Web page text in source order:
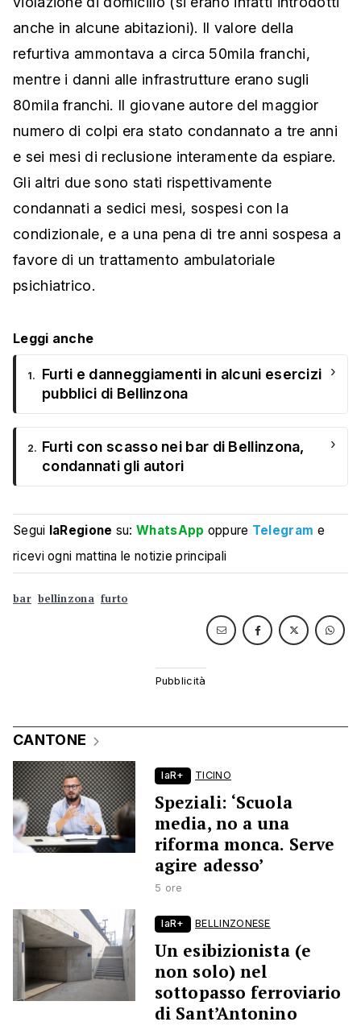
anche in alcune abitazioni). Il valore della
refurtiva ammontava a circa 50mila franchi,
mentre i danni alle infrastrutture erano sugli
80mila franchi. Il giovane autore del maggior
numero di colpi era stato condannato a tre anni
e sei mesi di reclusione interamente da espiare.
Gli altri due sono stati rispettivamente
condannati a sedici mesi, sospesi con la
condizionale, e a una pena di tre anni sospesa a
favore di un trattamento ambulatoriale
psichiatrico.
Leggi anche
1.
Furti e danneggiamenti in alcuni esercizi
pubblici di Bellinzona
›
2. Furti con scasso nei bar di Bellinzona,
condannati gli autori
›
Segui laRegione su:WhatsApp oppure Telegram e
ricevi ogni mattina le notizie principali
bar bellinzona furto
CANTONE
laR+ TICINO
Speziali: ‘Scuola
media, no a una
riforma monca. Serve
agire adesso’
5 ore
laR+ BELLINZONESE
Un esibizionista (e
non solo) nel
sottopasso ferroviario
di Sant’Antonino